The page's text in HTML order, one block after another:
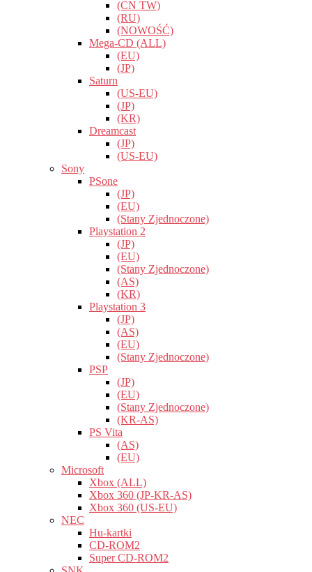
(CN TW)
(RU)
(NOWOŚĆ)
Mega-CD (ALL)
(EU)
(JP)
Saturn
(US-EU)
(JP)
(KR)
Dreamcast
(JP)
(US-EU)
Sony
PSone
(JP)
(EU)
(Stany Zjednoczone)
Playstation 2
(JP)
(EU)
(Stany Zjednoczone)
(AS)
(KR)
Playstation 3
(JP)
(AS)
(EU)
(Stany Zjednoczone)
PSP
(JP)
(EU)
(Stany Zjednoczone)
(KR-AS)
PS Vita
(AS)
(EU)
Microsoft
Xbox (ALL)
Xbox 360 (JP-KR-AS)
Xbox 360 (US-EU)
NEC
Hu-kartki
CD-ROM2
Super CD-ROM2